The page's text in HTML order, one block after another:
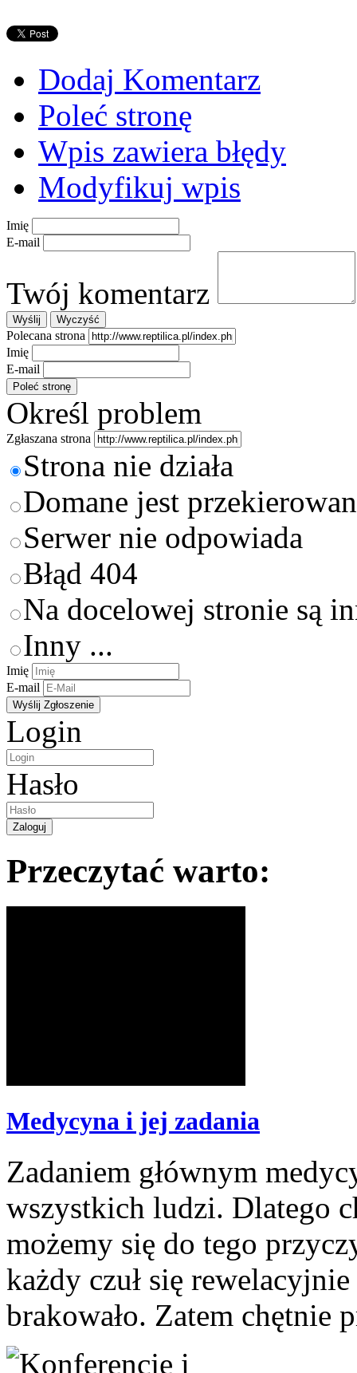
Dodaj Komentarz
Poleć stronę
Wpis zawiera błędy
Modyfikuj wpis
Imię
E-mail
Twój komentarz
Polecana strona
Imię
E-mail
Określ problem
Zgłaszana strona
Strona nie działa
Domane jest
Serwer nie odpowiada
Błąd 404
Na docelowej stronie są
Inny ...
Imię
E-mail
Login
Hasło
Przeczytać warto:
Medycyna i jej zadania
Zadaniem głównym
wszystkich ludzi. Dlatego
możemy się do tego
każdy czuł się
brakowało. Zatem chętnie